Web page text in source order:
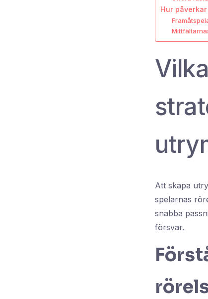
Hur
Att skapa
spelarnas
snabba
försvar.